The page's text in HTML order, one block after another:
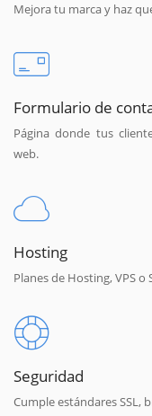
Mejora tu marca y haz
Formulario de
Página donde tus
web.
Hosting
Planes de Hosting, VPS
Seguridad
Cumple estándares SSL,